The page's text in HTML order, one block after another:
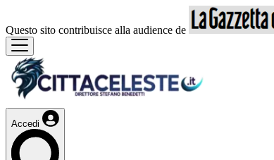
Questo sito contribuisce alla audience de
Accedi